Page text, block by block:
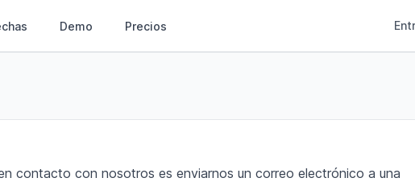
Demo Precios
contacto con nosotros es enviarnos un correo electrónico a una